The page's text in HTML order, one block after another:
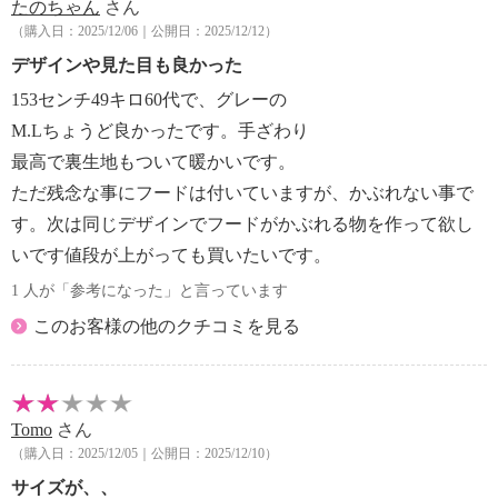
たのちゃん さん
（購入日：2025/12/06｜公開日：2025/12/12）
デザインや見た目も良かった
153センチ49キロ60代で、グレーの
M.Lちょうど良かったです。手ざわり
最高で裏生地もついて暖かいです。
ただ残念な事にフードは付いていますが、かぶれない事で
す。次は同じデザインでフードがかぶれる物を作って欲し
いです値段が上がっても買いたいです。
1 人が「参考になった」と言っています
このお客様の他のクチコミを見る
Tomo さん
（購入日：2025/12/05｜公開日：2025/12/10）
サイズが、、